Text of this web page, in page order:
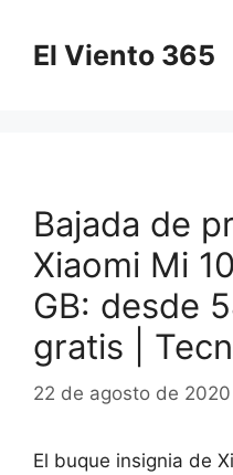
contenido
El Viento 365
Bajada de
Xiaomi Mi
GB: desde
gratis |
22 de agosto de 2020
El buque insignia de